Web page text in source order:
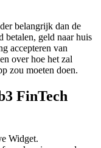
belangrijk dan de
betalen, geld naar huis
accepteren van
over hoe het zal
zou moeten doen.
FinTech
Widget.